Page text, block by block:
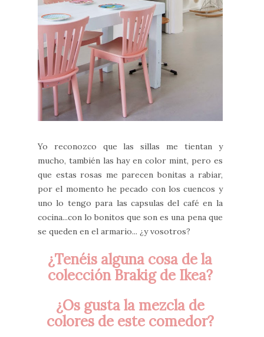
Yo reconozco que las sillas me tientan y
mucho, también las hay en color mint, pero es
que estas rosas me parecen bonitas a rabiar,
por el momento he pecado con los cuencos y
uno lo tengo para las capsulas del café en la
cocina...con lo bonitos que son es una pena que
se queden en el armario... ¿y vosotros?
¿Tenéis alguna cosa de la
colección Brakig de Ikea?
¿Os gusta la mezcla de
colores de este comedor?